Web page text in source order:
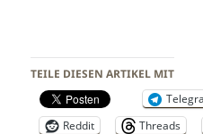
TEILE DIESEN ARTIKEL MIT
Reddit
Threads